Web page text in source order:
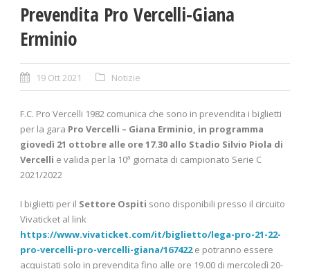
Prevendita Pro Vercelli-Giana
Erminio
19 Ott 2021 Notizie
F.C. Pro Vercelli 1982 comunica che sono in prevendita i biglietti
per la gara Pro Vercelli – Giana Erminio, in programma
giovedì 21 ottobre alle ore 17.30 allo Stadio Silvio Piola di
Vercelli e valida per la 10ª giornata di campionato Serie C
2021/2022
I biglietti per il Settore Ospiti sono disponibili presso il circuito
Vivaticket al link
https://www.vivaticket.com/it/biglietto/lega-pro-21-22-
pro-vercelli-pro-vercelli-giana/167422 e potranno essere
acquistati solo in prevendita fino alle ore 19.00 di mercoledì 20-